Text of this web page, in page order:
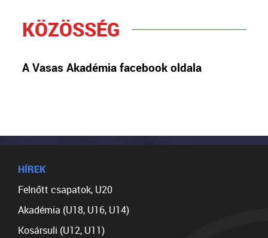
KÖZÖSSÉG
A Vasas Akadémia facebook oldala
HÍREK
Felnőtt csapatok, U20
Akadémia (U18, U16, U14)
Kosársuli (U12, U11)